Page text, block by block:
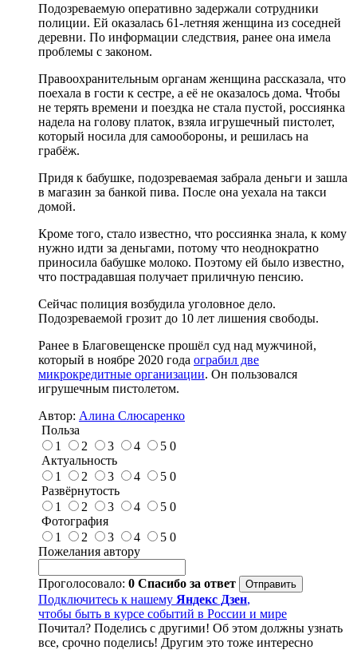
Подозреваемую оперативно задержали сотрудники
полиции. Ей оказалась 61-летняя женщина из соседней
деревни. По информации следствия, ранее она имела
проблемы с законом.
Правоохранительным органам женщина рассказала, что
поехала в гости к сестре, а её не оказалось дома. Чтобы
не терять времени и поездка не стала пустой, россиянка
надела на голову платок, взяла игрушечный пистолет,
который носила для самообороны, и решилась на
грабёж.
Придя к бабушке, подозреваемая забрала деньги и зашла
в магазин за банкой пива. После она уехала на такси
домой.
Кроме того, стало известно, что россиянка знала, к кому
нужно идти за деньгами, потому что неоднократно
приносила бабушке молоко. Поэтому ей было известно,
что пострадавшая получает приличную пенсию.
Сейчас полиция возбудила уголовное дело.
Подозреваемой грозит до 10 лет лишения свободы.
Ранее в Благовещенске прошёл суд над мужчиной,
который в ноябре 2020 года ограбил две
микрокредитные организации. Он пользовался
игрушечным пистолетом.
Автор: Алина Слюсаренко
Польза
1
2 3 4 5 0
Актуальность
1
2 3 4 5 0
Развёрнутость
1
2 3 4 5 0
Фотография
1
2 3 4 5 0
Пожелания автору
Проголосовало: 0 Спасибо за ответ
Подключитесь к нашему Яндекс Дзен,
чтобы быть в курсе событий в России и мире
Почитал? Поделись с другими! Об этом должны узнать
все, срочно поделись! Другим это тоже интересно